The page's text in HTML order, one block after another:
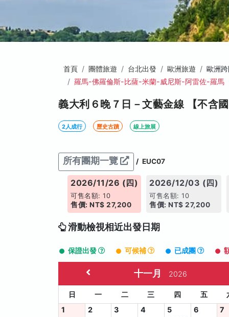
首頁 團體旅遊 台北出發 歐洲旅遊
歐洲
羅馬-佛羅倫斯-比薩-米蘭-威尼斯-阿雷佐-羅馬
義大利６晚７日－文藝金線 【不含
2人成行 歷史古蹟 線上旅展
所有團期一覽 / EUC07
2026/11/26 (四)
可售名額: 10
售價: NT$ 27,200
2026/12/03 (四)
可售名額: 10
售價: NT$ 27,200
滑動檢視相近出發日期
保證出發 可候補 已成團
十一月 2026
日 一 二 三 四 五
1
2 3 4 5 6 7